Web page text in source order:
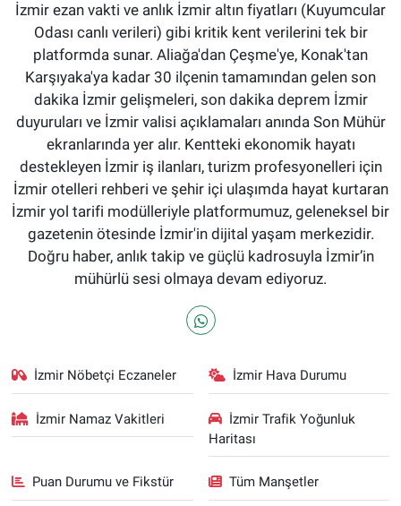
İzmir ezan vakti ve anlık İzmir altın fiyatları (Kuyumcular
Odası canlı verileri) gibi kritik kent verilerini tek bir
platformda sunar. Aliağa'dan Çeşme'ye, Konak'tan
Karşıyaka'ya kadar 30 ilçenin tamamından gelen son
dakika İzmir gelişmeleri, son dakika deprem İzmir
duyuruları ve İzmir valisi açıklamaları anında Son Mühür
ekranlarında yer alır. Kentteki ekonomik hayatı
destekleyen İzmir iş ilanları, turizm profesyonelleri için
İzmir otelleri rehberi ve şehir içi ulaşımda hayat kurtaran
İzmir yol tarifi modülleriyle platformumuz, geleneksel bir
gazetenin ötesinde İzmir'in dijital yaşam merkezidir.
Doğru haber, anlık takip ve güçlü kadrosuyla İzmir’in
mühürlü sesi olmaya devam ediyoruz.
İzmir Nöbetçi Eczaneler İzmir Hava Durumu
İzmir Namaz Vakitleri
İzmir Trafik Yoğunluk
Haritası
Puan Durumu ve Fikstür Tüm Manşetler